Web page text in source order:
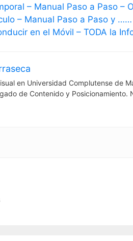
– Manual Paso a Paso –
– Manual Paso a Paso y ……
en el Móvil – TODA la
en Universidad Complutense de
de Contenido y